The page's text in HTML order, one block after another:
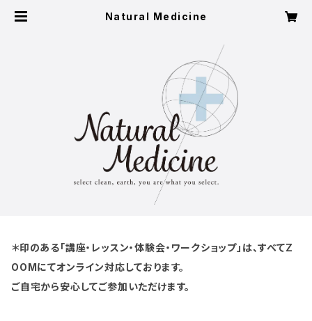
Natural Medicine
＊印のある「講座・レッスン・体験会・ワークショップ」は、すべてZ
OOMにてオンライン対応しております。
ご自宅から安心してご参加いただけます。